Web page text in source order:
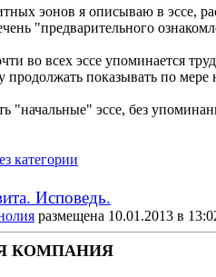
эонов я описываю в эссе,
"предварительного
во всех эссе упоминается
показывать по мере
"начальные" эссе, без
категории
Исповедь.
размещена 10.01.2013 в
КОМПАНИЯ